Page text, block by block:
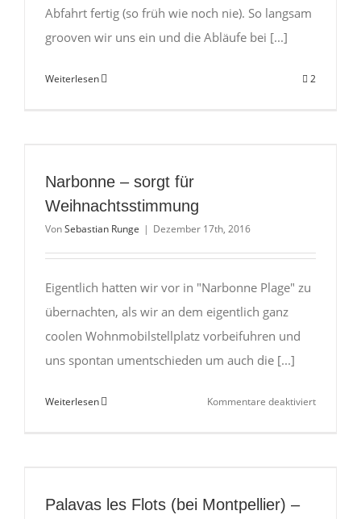
Abfahrt fertig (so früh wie noch nie). So langsam
grooven wir uns ein und die Abläufe bei [...]
Weiterlesen 2
Narbonne – sorgt für
Weihnachtsstimmung
VonSebastian Runge | Dezember 17th, 2016
Eigentlich hatten wir vor in "Narbonne Plage" zu
übernachten, als wir an dem eigentlich ganz
coolen Wohnmobilstellplatz vorbeifuhren und
uns spontan umentschieden um auch die [...]
Weiterlesen Kommentare deaktiviertfür
Palavas les Flots (bei Montpellier) –